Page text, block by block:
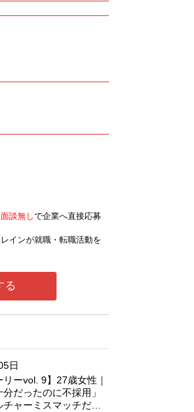
談無しで企業へ直接応募
インが就職・転職活動を
日
リーvol. 9】27歳女性｜
分だったのに不採用」
ャーミスマッチだっ